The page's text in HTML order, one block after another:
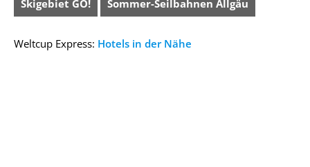
Skigebiet GO! Sommer-Seilbahnen Allgäu
Weltcup Express: Hotels in der Nähe